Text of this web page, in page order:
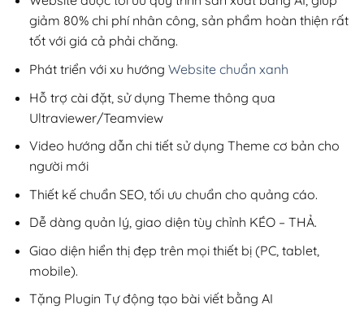
giảm 80% chi phí nhân công, sản phẩm hoàn thiện rất
tốt với giá cả phải chăng.
Phát triển với xu hướng Website chuẩn xanh
Hỗ trợ cài đặt, sử dụng Theme thông qua
Ultraviewer/Teamview
Video hướng dẫn chi tiết sử dụng Theme cơ bản cho
người mới
Thiết kế chuẩn SEO, tối ưu chuẩn cho quảng cáo.
Dễ dàng quản lý, giao diện tùy chỉnh KÉO – THẢ.
Giao diện hiển thị đẹp trên mọi thiết bị (PC, tablet,
mobile).
Tặng Plugin Tự động tạo bài viết bằng AI